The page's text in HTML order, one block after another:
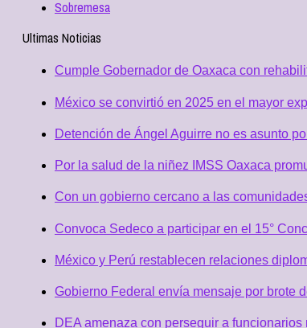
Sobremesa
Ultimas Noticias
Cumple Gobernador de Oaxaca con
México se convirtió en 2025 en el mayor
Detención de Ángel Aguirre no es asunto
Por la salud de la niñez IMSS Oaxaca
Con un gobierno cercano a las
Convoca Sedeco a participar en el 15°
México y Perú restablecen relaciones
Gobierno Federal envía mensaje por brote
DEA amenaza con perseguir a